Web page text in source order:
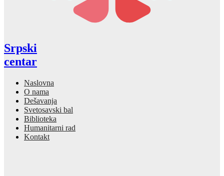
Srpski
centar
Naslovna
O nama
Dešavanja
Svetosavski bal
Biblioteka
Humanitarni rad
Kontakt